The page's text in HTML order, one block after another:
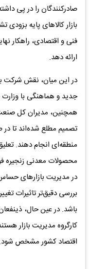
صادرکنندگان را در پی
بازار کالاهای پایه
فنی و اقتصادی، راهکار
ارائه دهد.
در این میان، نقش شرکت
جدید و هماهنگی با
همچنین، مدیران کل
تصمیم مطلع شده‌‌‌اند تا در
منطقه‌‌‌ای انجام دهند.
محصولات معدنی زنجیره
در مدیریت بازارهای
بررسی دقیق‌‌‌تر تاثیرات
باشد. در عین حال،
کارگروه مدیریت بازار
اقتصاد کشور مشخص شود.